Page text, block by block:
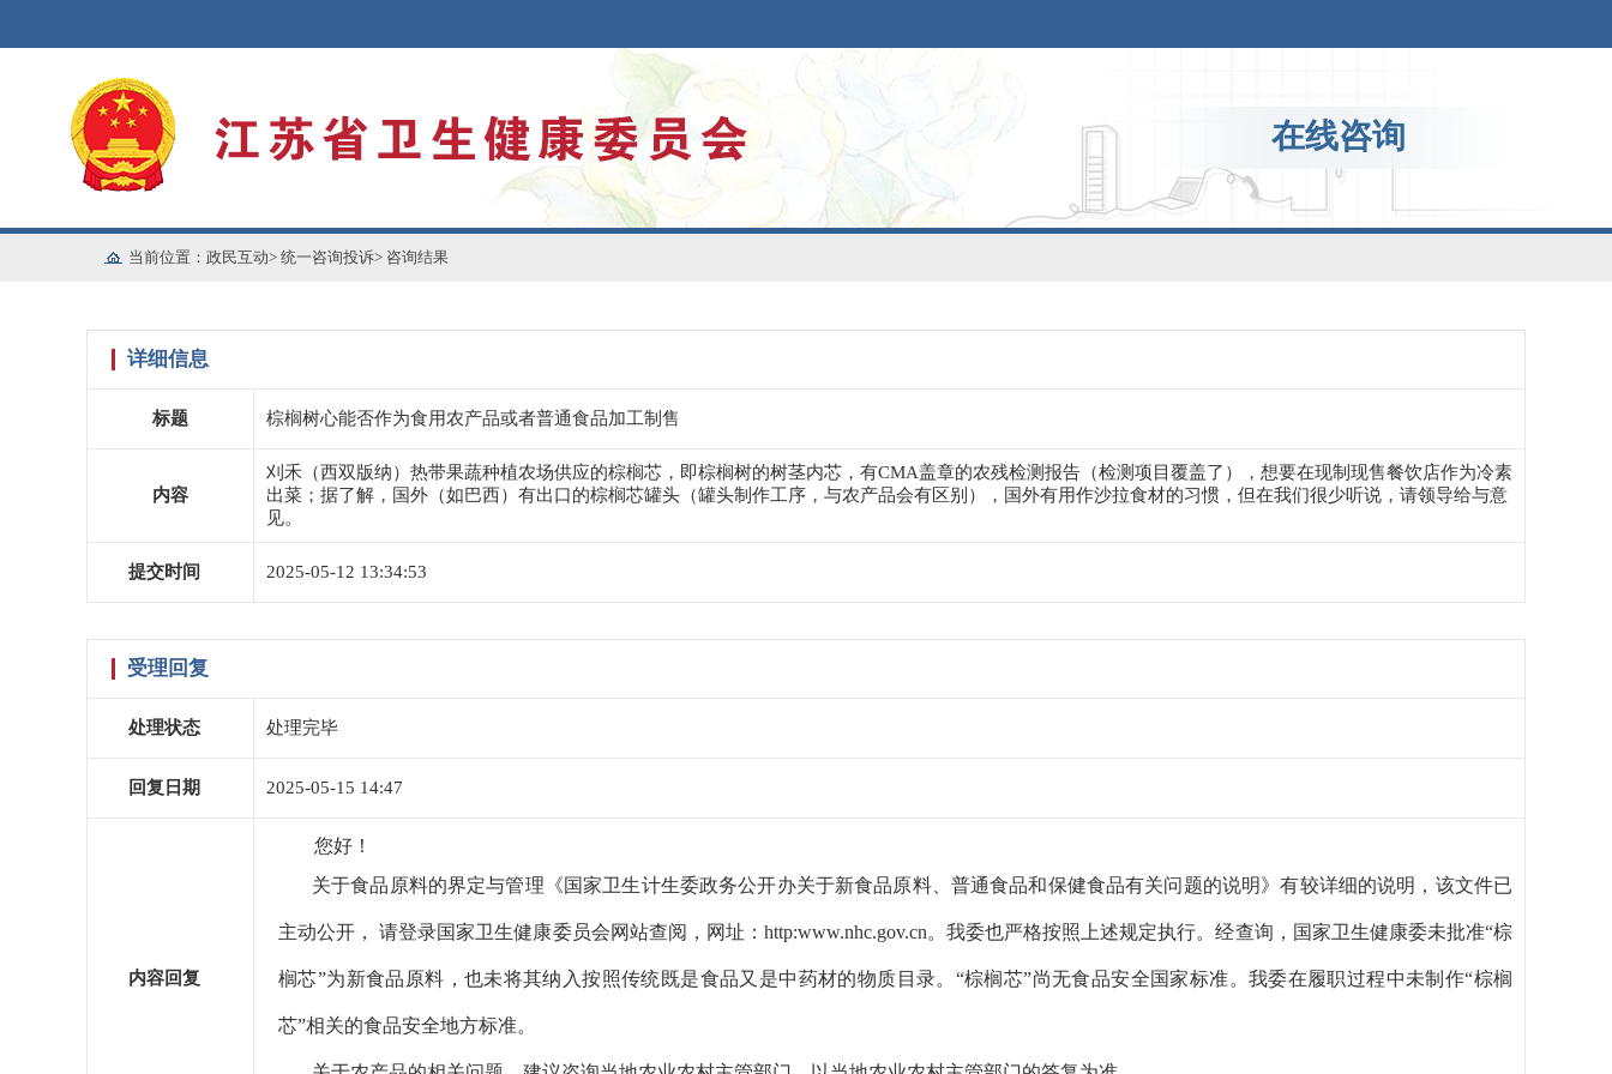
在线咨询
当前位置： 政民互动> 统一咨询投诉> 咨询结果
详细信息
标题 棕榈树心能否作为食用农产品或者普通食品加工制售
内容
刈禾（西双版纳）热带果蔬种植农场供应的棕榈芯，即棕榈树的树茎内芯，有CMA盖章的农残检测报告（检测项目覆盖了），想要在现制现售餐饮店作为冷素
出菜；据了解，国外（如巴西）有出口的棕榈芯罐头（罐头制作工序，与农产品会有区别），国外有用作沙拉食材的习惯，但在我们很少听说，请领导给与意
见。
提交时间 2025-05-12 13:34:53
受理回复
处理状态 处理完毕
回复日期 2025-05-15 14:47
内容回复
您好！
关于食品原料的界定与管理《国家卫生计生委政务公开办关于新食品原料、普通食品和保健食品有关问题的说明》有较详细的说明，该文件已
主动公开， 请登录国家卫生健康委员会网站查阅，网址：http:www.nhc.gov.cn。我委也严格按照上述规定执行。经查询，国家卫生健康委未批准“棕
榈芯”为新食品原料，也未将其纳入按照传统既是食品又是中药材的物质目录。“棕榈芯”尚无食品安全国家标准。我委在履职过程中未制作“棕榈
芯”相关的食品安全地方标准。